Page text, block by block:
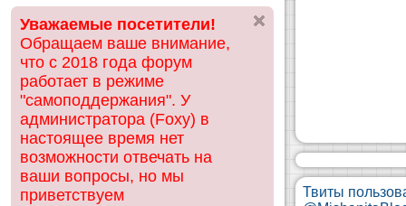
ск
Уважаемые посетители!
Обращаем ваше внимание,
что с 2018 года форум
работает в режиме
"самоподдержания". У
администратора (Foxy) в
настоящее время нет
возможности отвечать на
ваши вопросы, но мы
приветствуем
Твиты